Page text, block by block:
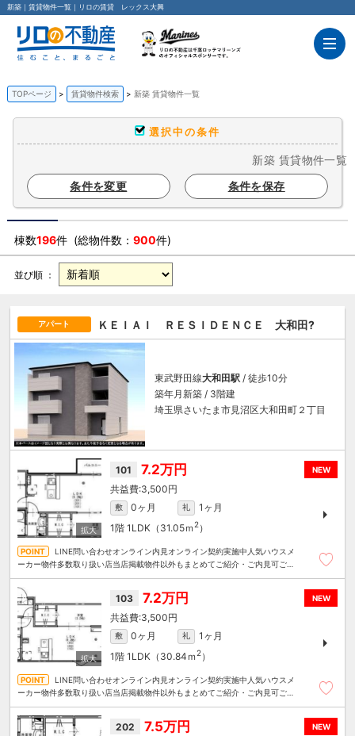
新築｜賃貸物件一覧｜リロの賃貸 レックス大興
TOPページ 賃貸物件検索 新築 賃貸物件一覧
選択中の条件
新築 賃貸物件一覧
条件を変更
条件を保存
棟数196件 (総物件数： 900件)
並び順 ：
アパート ＫＥＩＡＩ ＲＥＳＩＤＥＮＣＥ 大和田?
東武野田線大和田駅 / 徒歩10分
築年月新築 / 3階建
埼玉県さいたま市見沼区大和田町２丁目
NEW
101 7.2万円
3,500円
敷 0ヶ月 礼
1ヶ月
1階 1LDK（31.05ｍ 2）
LINE問い合わせオンライン内見オンライン契約実施中人気ハウスメ
ーカー物件多数取り扱い店当店掲載物件以外もまとめてご紹介・ご内見可ご予
NEW
103 7.2万円
3,500円
敷 0ヶ月 礼
1ヶ月
1階 1LDK（30.84ｍ 2）
LINE問い合わせオンライン内見オンライン契約実施中人気ハウスメ
ーカー物件多数取り扱い店当店掲載物件以外もまとめてご紹介・ご内見可ご予
NEW
202 7.5万円